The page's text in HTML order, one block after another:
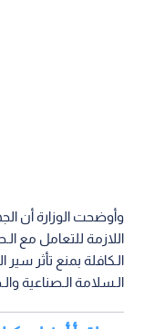
وأوضحت الوزارة أن
اللازمة للتعامل مع
الـكافلة بمنع تأثر سير
الـسلامة الـصناعية